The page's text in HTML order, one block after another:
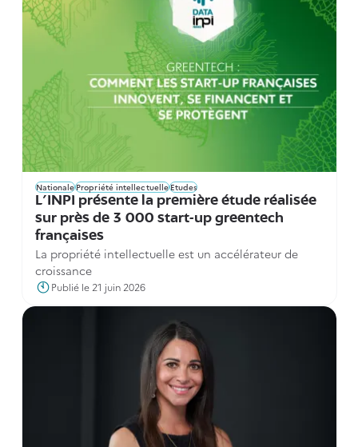
L’INPI présente la première étude réalisée
sur près de 3 000 start-up greentech
françaises
La propriété intellectuelle est un accélérateur de
croissance
Publié le 21 juin 2026
NationalePropriété intellectuelleEtudes